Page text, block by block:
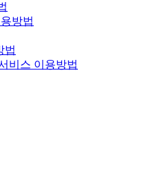
방법
법
비스 이용방법